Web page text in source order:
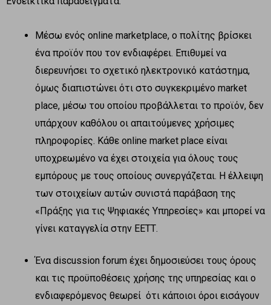
Μέσω ενός online marketplace, ο πολίτης βρίσκει
ένα προϊόν που τον ενδιαφέρει. Επιθυμεί να
διερευνήσει το σχετικό ηλεκτρονικό κατάστημα,
όμως διαπιστώνει ότι στο συγκεκριμένο market
place, μέσω του οποίου προβάλλεται το προϊόν, δεν
υπάρχουν καθόλου οι απαιτούμενες χρήσιμες
πληροφορίες. Κάθε online market place είναι
υποχρεωμένο να έχει στοιχεία για όλους τους
εμπόρους με τους οποίους συνεργάζεται. Η έλλειψη
των στοιχείων αυτών συνιστά παράβαση της
«Πράξης για τις Ψηφιακές Υπηρεσίες» και μπορεί να
γίνει καταγγελία στην ΕΕΤΤ.
Ένα discussion forum έχει δημοσιεύσει τους όρους
και τις προϋποθέσεις χρήσης της υπηρεσίας και ο
ενδιαφερόμενος θεωρεί ότι κάποιοι όροι εισάγουν